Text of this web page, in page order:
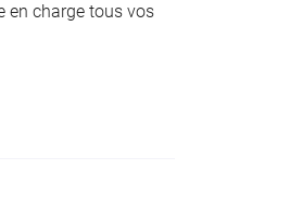
en charge tous vos